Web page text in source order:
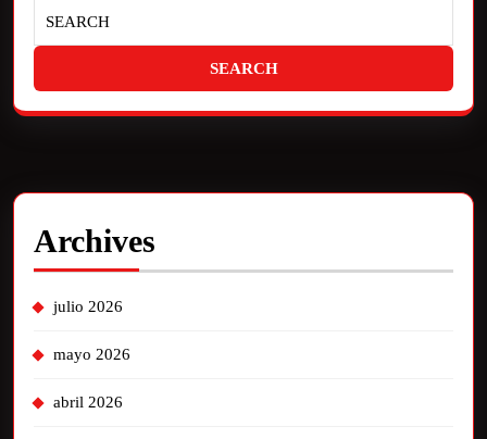
Archives
julio 2026
mayo 2026
abril 2026